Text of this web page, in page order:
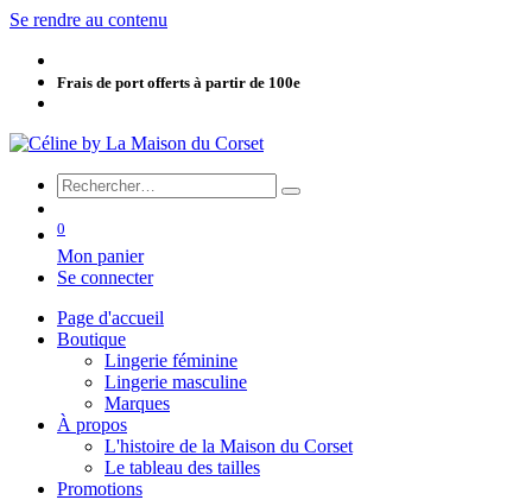
Se rendre au contenu
Frais de port offerts à partir de 100e
0
Mon panier
Se connecter
Page d'accueil
Boutique
Lingerie féminine
Lingerie masculine
Marques
À propos
L'histoire de la Maison du Corset
Le tableau des tailles
Promotions